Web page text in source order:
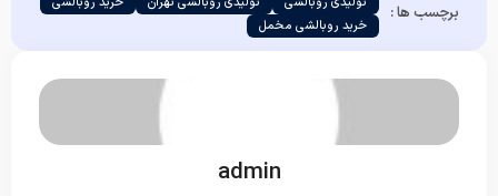
برچسب ها :
خرید روبالشی مخمل
admin